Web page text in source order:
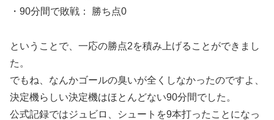
・90分間で敗戦： 勝ち点0
ということで、一応の勝点2を積み上げることができまし
た。
でもね、なんかゴールの臭いが全くしなかったのですよ、
決定機らしい決定機はほとんどない90分間でした。
公式記録ではジュビロ、シュートを9本打ったことになっ